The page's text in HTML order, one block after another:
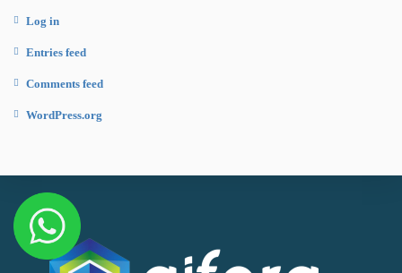
Log in
Entries feed
Comments feed
WordPress.org